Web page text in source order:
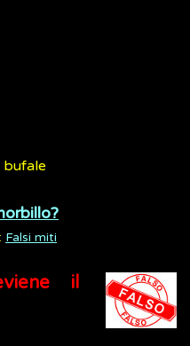
bufale
Falsi miti
il